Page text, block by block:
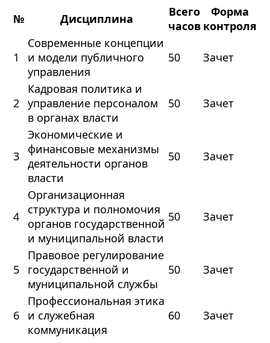
№ Дисциплина
Всего
часов
Форма
контроля
1
Современные концепции
и модели публичного
управления
50 Зачет
2
Кадровая политика и
управление персоналом
в органах власти
50 Зачет
3
Экономические и
финансовые механизмы
деятельности органов
власти
50 Зачет
4
Организационная
структура и полномочия
органов государственной
и муниципальной власти
50 Зачет
5
Правовое регулирование
государственной и
муниципальной службы
50 Зачет
6
Профессиональная этика
и служебная
коммуникация
60 Зачет